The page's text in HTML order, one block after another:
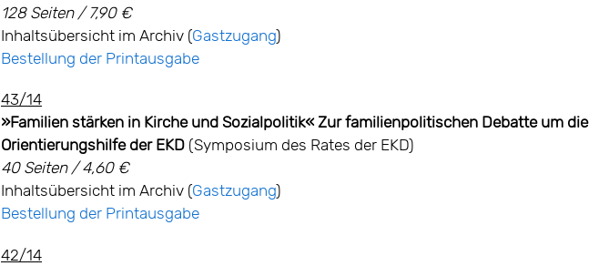
128 Seiten / 7,90 €
Inhaltsübersicht im Archiv (Gastzugang)
Bestellung der Printausgabe
43/14
»Familien stärken in Kirche und Sozialpolitik« Zur familienpolitischen Debatte um die
Orientierungshilfe der EKD (Symposium des Rates der EKD)
40 Seiten / 4,60 €
Inhaltsübersicht im Archiv (Gastzugang)
Bestellung der Printausgabe
42/14